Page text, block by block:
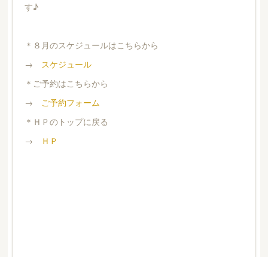
す♪
＊８月のスケジュールはこちらから
→ スケジュール
＊ご予約はこちらから
→ ご予約フォーム
＊ＨＰのトップに戻る
→
ＨＰ